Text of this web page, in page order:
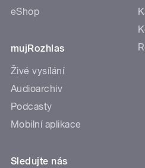
eShop
mujRozhlas
Živé vysílání
Audioarchiv
Podcasty
Mobilní aplikace
Sledujte nás